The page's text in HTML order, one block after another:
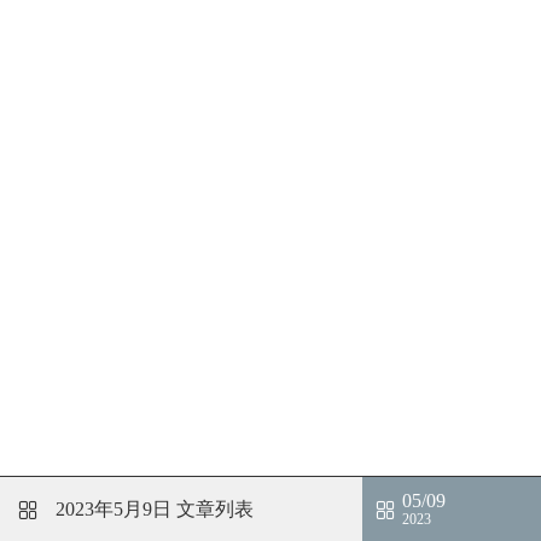
2023年5月9日 文章列表 05/09
2023